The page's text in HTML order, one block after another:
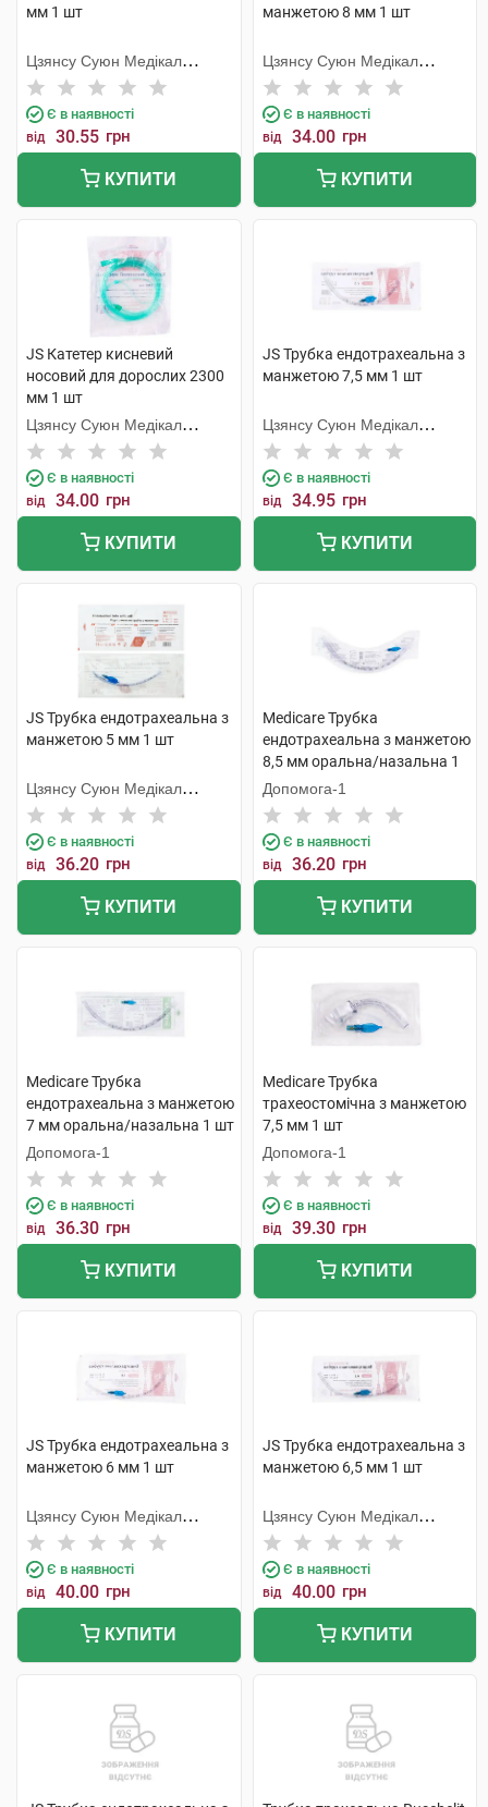
мм 1 шт
Цзянсу Суюн Медікал
Метіріалс
Є в наявності
від 30.55 грн
КУПИТИ
манжетою 8 мм 1 шт
Цзянсу Суюн Медікал
Метіріалс
Є в наявності
від 34.00 грн
КУПИТИ
JS Катетер кисневий
носовий для дорослих 2300
мм 1 шт
Цзянсу Суюн Медікал
Метіріалс
Є в наявності
від 34.00 грн
КУПИТИ
JS Трубка ендотрахеальна з
манжетою 7,5 мм 1 шт
Цзянсу Суюн Медікал
Метіріалс
Є в наявності
від 34.95 грн
КУПИТИ
JS Трубка ендотрахеальна з
манжетою 5 мм 1 шт
Цзянсу Суюн Медікал
Метіріалс
Є в наявності
від 36.20 грн
КУПИТИ
Medicare Трубка
ендотрахеальна з манжетою
8,5 мм оральна/назальна 1
шт
Допомога-1
Є в наявності
від 36.20 грн
КУПИТИ
Medicare Трубка
ендотрахеальна з манжетою
7 мм оральна/назальна 1 шт
Допомога-1
Є в наявності
від 36.30 грн
КУПИТИ
Medicare Трубка
трахеостомічна з манжетою
7,5 мм 1 шт
Допомога-1
Є в наявності
від 39.30 грн
КУПИТИ
JS Трубка ендотрахеальна з
манжетою 6 мм 1 шт
Цзянсу Суюн Медікал
Метіріалс
Є в наявності
від 40.00 грн
КУПИТИ
JS Трубка ендотрахеальна з
манжетою 6,5 мм 1 шт
Цзянсу Суюн Медікал
Метіріалс
Є в наявності
від 40.00 грн
КУПИТИ